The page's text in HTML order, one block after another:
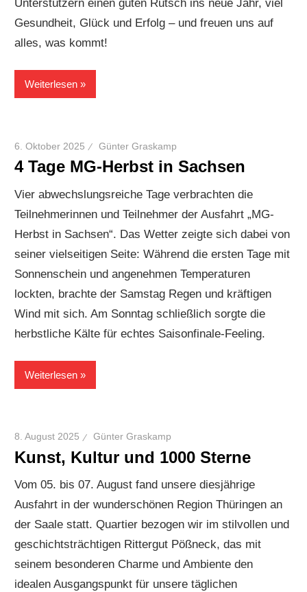
Unterstützern einen guten Rutsch ins neue Jahr, viel
Gesundheit, Glück und Erfolg – und freuen uns auf
alles, was kommt!
Weiterlesen
6. Oktober 2025 Günter Graskamp
4 Tage MG-Herbst in Sachsen
Vier abwechslungsreiche Tage verbrachten die
Teilnehmerinnen und Teilnehmer der Ausfahrt „MG-
Herbst in Sachsen“. Das Wetter zeigte sich dabei von
seiner vielseitigen Seite: Während die ersten Tage mit
Sonnenschein und angenehmen Temperaturen
lockten, brachte der Samstag Regen und kräftigen
Wind mit sich. Am Sonntag schließlich sorgte die
herbstliche Kälte für echtes Saisonfinale-Feeling.
Weiterlesen
8. August 2025 Günter Graskamp
Kunst, Kultur und 1000 Sterne
Vom 05. bis 07. August fand unsere diesjährige
Ausfahrt in der wunderschönen Region Thüringen an
der Saale statt. Quartier bezogen wir im stilvollen und
geschichtsträchtigen Rittergut Pößneck, das mit
seinem besonderen Charme und Ambiente den
idealen Ausgangspunkt für unsere täglichen